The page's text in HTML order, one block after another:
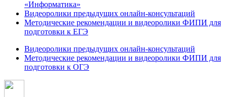
«Информатика»
Видеоролики предыдущих онлайн-консультаций
Методические рекомендации и видеоролики ФИПИ для
подготовки к ЕГЭ
Видеоролики предыдущих онлайн-консультаций
Методические рекомендации и видеоролики ФИПИ для
подготовки к ОГЭ